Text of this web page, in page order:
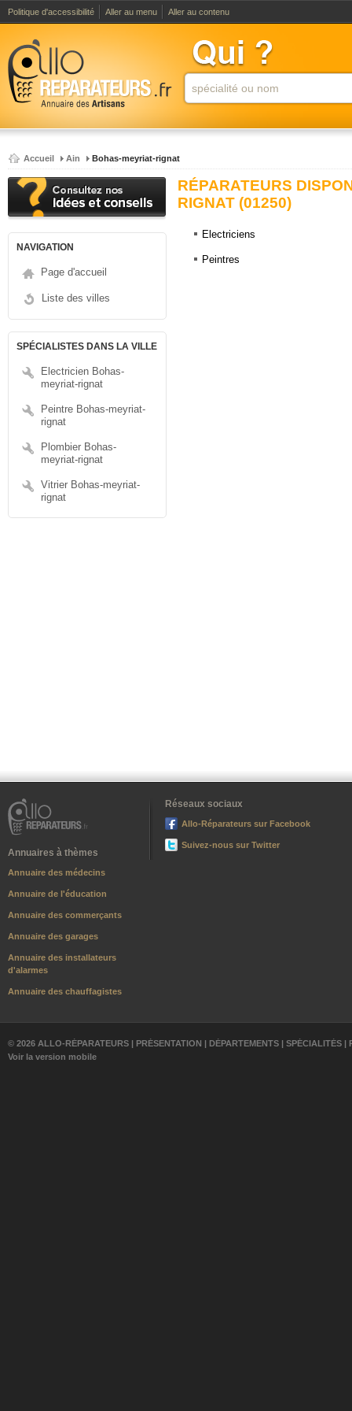
Politique d'accessibilité Aller au menu Aller au contenu
Accueil Ain Bohas-meyriat-rignat
NAVIGATION
Page d'accueil
Liste des villes
SPÉCIALISTES DANS LA VILLE
Electricien Bohas-
meyriat-rignat
Peintre Bohas-meyriat-
rignat
Plombier Bohas-
meyriat-rignat
Vitrier Bohas-meyriat-
rignat
RÉPARATEURS
RIGNAT (01250)
Electriciens
Peintres
Annuaires à thèmes
Annuaire des médecins
Annuaire de l'éducation
Annuaire des commerçants
Annuaire des garages
Annuaire des installateurs
d'alarmes
Annuaire des chauffagistes
Réseaux sociaux
Allo-Réparateurs sur Facebook
Suivez-nous sur Twitter
© 2026 ALLO-RÉPARATEURS | PRÉSENTATION | DÉPARTEMENTS | SPÉCIALITÉS |
Voir la version mobile